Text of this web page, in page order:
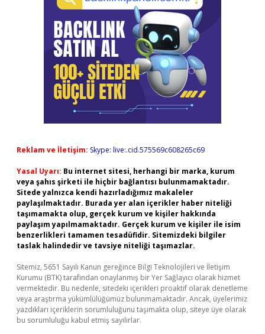
Reklam ve İletişim: Skype: live:.cid.575569c608265c69
Yasal Uyarı: Bu internet sitesi, herhangi bir marka, kurum
veya şahıs şirketi ile hiçbir bağlantısı bulunmamaktadır.
Sitede yalnızca kendi hazırladığımız makaleler
paylaşılmaktadır. Burada yer alan içerikler haber niteliği
taşımamakta olup, gerçek kurum ve kişiler hakkında
paylaşım yapılmamaktadır. Gerçek kurum ve kişiler ile isim
benzerlikleri tamamen tesadüfidir. Sitemizdeki bilgiler
taslak halindedir ve tavsiye niteliği taşımazlar.
Sitemiz, 5651 Sayılı Kanun gereğince Bilgi Teknolojileri ve İletişim
Kurumu (BTK) tarafından onaylanmış bir Yer Sağlayıcı olarak hizmet
vermektedir. Bu nedenle, sitedeki içerikleri proaktif olarak denetleme
veya araştırma yükümlülüğümüz bulunmamaktadır. Ancak, üyelerimiz
yazdıkları içeriklerin sorumluluğunu taşımakta olup, siteye üye olarak
bu sorumluluğu kabul etmiş sayılırlar.